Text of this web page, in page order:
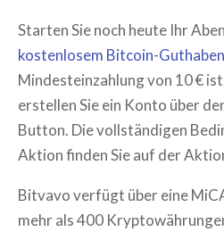
Starten Sie noch heute Ihr
kostenlosem Bitcoin-Guthaben
Mindesteinzahlung von 10 €
erstellen Sie ein Konto über
Button. Die vollständigen
Aktion finden Sie auf der
Bitvavo verfügt über eine
mehr als 400